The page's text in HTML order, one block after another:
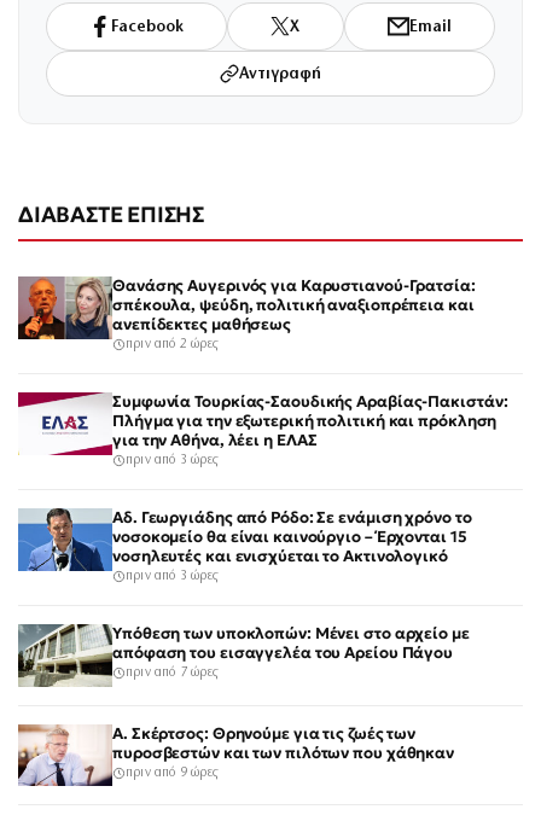
Facebook X Email
Αντιγραφή
ΔΙΑΒΑΣΤΕ ΕΠΙΣΗΣ
Θανάσης Αυγερινός για Καρυστιανού-Γρατσία:
σπέκουλα, ψεύδη, πολιτική αναξιοπρέπεια και
ανεπίδεκτες μαθήσεως
πριν από 2 ώρες
Συμφωνία Τουρκίας-Σαουδικής Αραβίας-Πακιστάν:
Πλήγμα για την εξωτερική πολιτική και πρόκληση
για την Αθήνα, λέει η ΕΛΑΣ
πριν από 3 ώρες
Αδ. Γεωργιάδης από Ρόδο: Σε ενάμιση χρόνο το
νοσοκομείο θα είναι καινούργιο – Έρχονται 15
νοσηλευτές και ενισχύεται το Ακτινολογικό
πριν από 3 ώρες
Υπόθεση των υποκλοπών: Μένει στο αρχείο με
απόφαση του εισαγγελέα του Αρείου Πάγου
πριν από 7 ώρες
Α. Σκέρτσος: Θρηνούμε για τις ζωές των
πυροσβεστών και των πιλότων που χάθηκαν
πριν από 9 ώρες